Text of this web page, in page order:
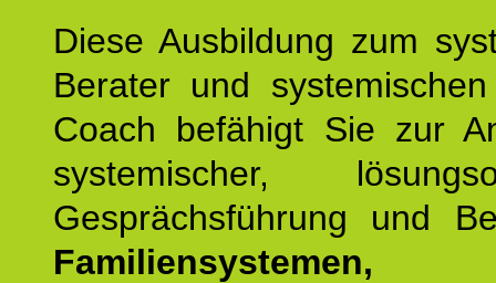
Diese Ausbildung zum
Berater und
Coach befähigt Sie zur
systemischer,
Gesprächsführung und
Familiensystemen,